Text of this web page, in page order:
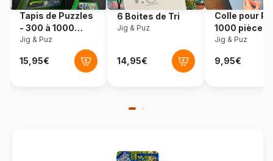
Dimensions 69 x 48 cm
Matière primaire
Tapis de Puzzles
- 300 à 1000
pièces
Jig & Puz
6 Boites de Tri
Jig & Puz
Colle pour
1000 pièces
Jig & Puz